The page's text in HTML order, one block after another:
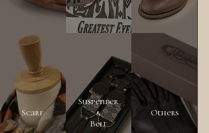
Scarf
Suspender
&
Belt
Others